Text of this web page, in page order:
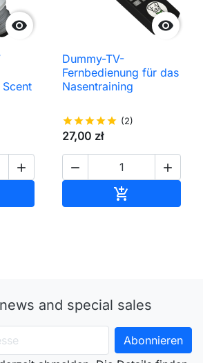



Dummy-TV-
Fernbedienung für das
Nasentraining
starstarstarstarstar (2)
27,00 zł
 

and special sales